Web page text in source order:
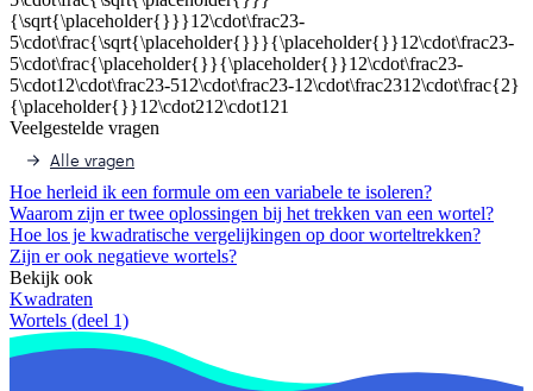
Veelgestelde vragen
Alle vragen
Hoe herleid ik een formule om een variabele te isoleren?
Waarom zijn er twee oplossingen bij het trekken van een wortel?
Hoe los je kwadratische vergelijkingen op door worteltrekken?
Zijn er ook negatieve wortels?
Bekijk ook
Kwadraten
Wortels (deel 1)